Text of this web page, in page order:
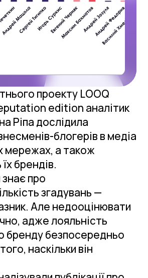
проекту LOOQ
edition аналітик
Ріпа дослідила
блогерів в медіа
мережах, а також
брендів.
про
згадувань —
Але недооцінювати
адже лояльність
бренду безпосередньо
наскільки він